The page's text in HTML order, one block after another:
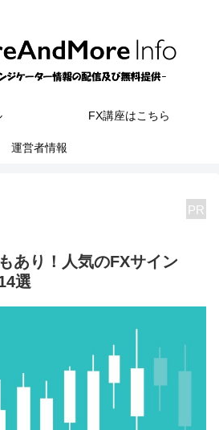
FX講座はこちら
運営者情報
PR
あり！人気のFXサイン
選